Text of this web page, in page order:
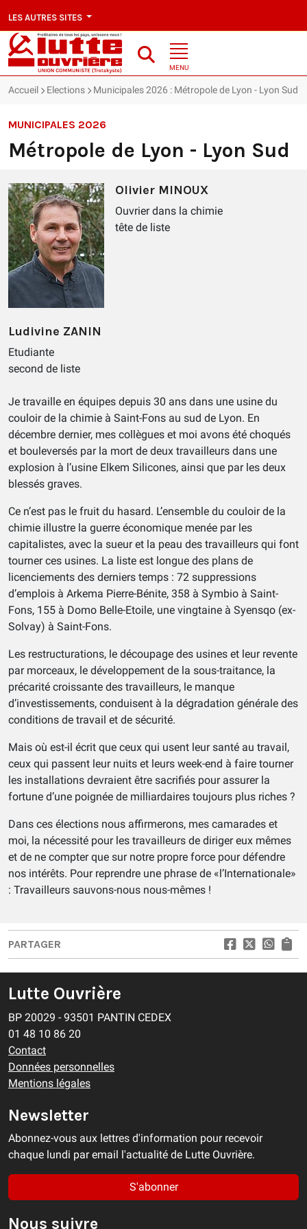
LES AUTRES SITES
MENU
Accueil Elections Municipales 2026 : Métropole de Lyon - Lyon Sud
MUNICIPALES 2026
Métropole de Lyon - Lyon Sud
Olivier MINOUX
Ouvrier dans la chimie
tête de liste
Ludivine ZANIN
Etudiante
second de liste
Je travaille en équipes depuis 30 ans dans une usine du
couloir de la chimie à Saint-Fons au sud de Lyon. En
décembre dernier, mes collègues et moi avons été choqués
et bouleversés par la mort de deux travailleurs dans une
explosion à l’usine Elkem Silicones, ainsi que par les deux
blessés graves.
Ce n’est pas le fruit du hasard. L’ensemble du couloir de la
chimie illustre la guerre économique menée par les
capitalistes, avec la sueur et la peau des travailleurs qui font
tourner ces usines. La liste est longue des plans de
licenciements des derniers temps : 72 suppressions
d’emplois à Arkema Pierre-Bénite, 358 à Symbio à Saint-
Fons, 155 à Domo Belle-Etoile, une vingtaine à Syensqo (ex-
Solvay) à Saint-Fons.
Les restructurations, le découpage des usines et leur revente
par morceaux, le développement de la sous-traitance, la
précarité croissante des travailleurs, le manque
d’investissements, conduisent à la dégradation générale des
conditions de travail et de sécurité.
Mais où est-il écrit que ceux qui usent leur santé au travail,
ceux qui passent leur nuits et leurs week-end à faire tourner
les installations devraient être sacrifiés pour assurer la
fortune d’une poignée de milliardaires toujours plus riches ?
Dans ces élections nous affirmerons, mes camarades et
moi, la nécessité pour les travailleurs de diriger eux mêmes
et de ne compter que sur notre propre force pour défendre
nos intérêts. Pour reprendre une phrase de «l’Internationale»
: Travailleurs sauvons-nous nous-mêmes !
PARTAGER
Lutte Ouvrière
BP 20029 - 93501 PANTIN CEDEX
01 48 10 86 20
Contact
Données personnelles
Mentions légales
Newsletter
Abonnez-vous aux lettres d'information pour recevoir
chaque lundi par email l'actualité de Lutte Ouvrière.
S'abonner
Nous suivre